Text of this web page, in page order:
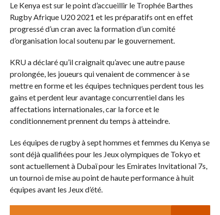
Le Kenya est sur le point d’accueillir le Trophée Barthes
Rugby Afrique U20 2021 et les préparatifs ont en effet
progressé d’un cran avec la formation d’un comité
d’organisation local soutenu par le gouvernement.
KRU a déclaré qu’il craignait qu’avec une autre pause
prolongée, les joueurs qui venaient de commencer à se
mettre en forme et les équipes techniques perdent tous les
gains et perdent leur avantage concurrentiel dans les
affectations internationales, car la force et le
conditionnement prennent du temps à atteindre.
Les équipes de rugby à sept hommes et femmes du Kenya se
sont déjà qualifiées pour les Jeux olympiques de Tokyo et
sont actuellement à Dubaï pour les Emirates Invitational 7s,
un tournoi de mise au point de haute performance à huit
équipes avant les Jeux d’été.